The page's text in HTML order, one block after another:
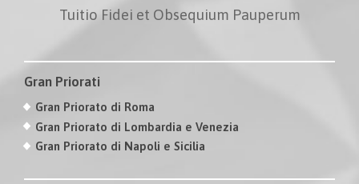
Tuitio Fidei et Obsequium Pauperum
Gran Priorati
Gran Priorato di Roma
Gran Priorato di Lombardia e Venezia
Gran Priorato di Napoli e Sicilia